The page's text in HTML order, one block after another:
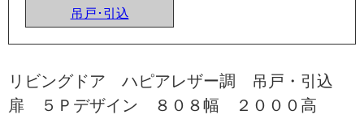
吊戸･引込
リビングドア ハピアレザー調 吊戸・引込
扉 ５Ｐデザイン ８０８幅 ２０００高